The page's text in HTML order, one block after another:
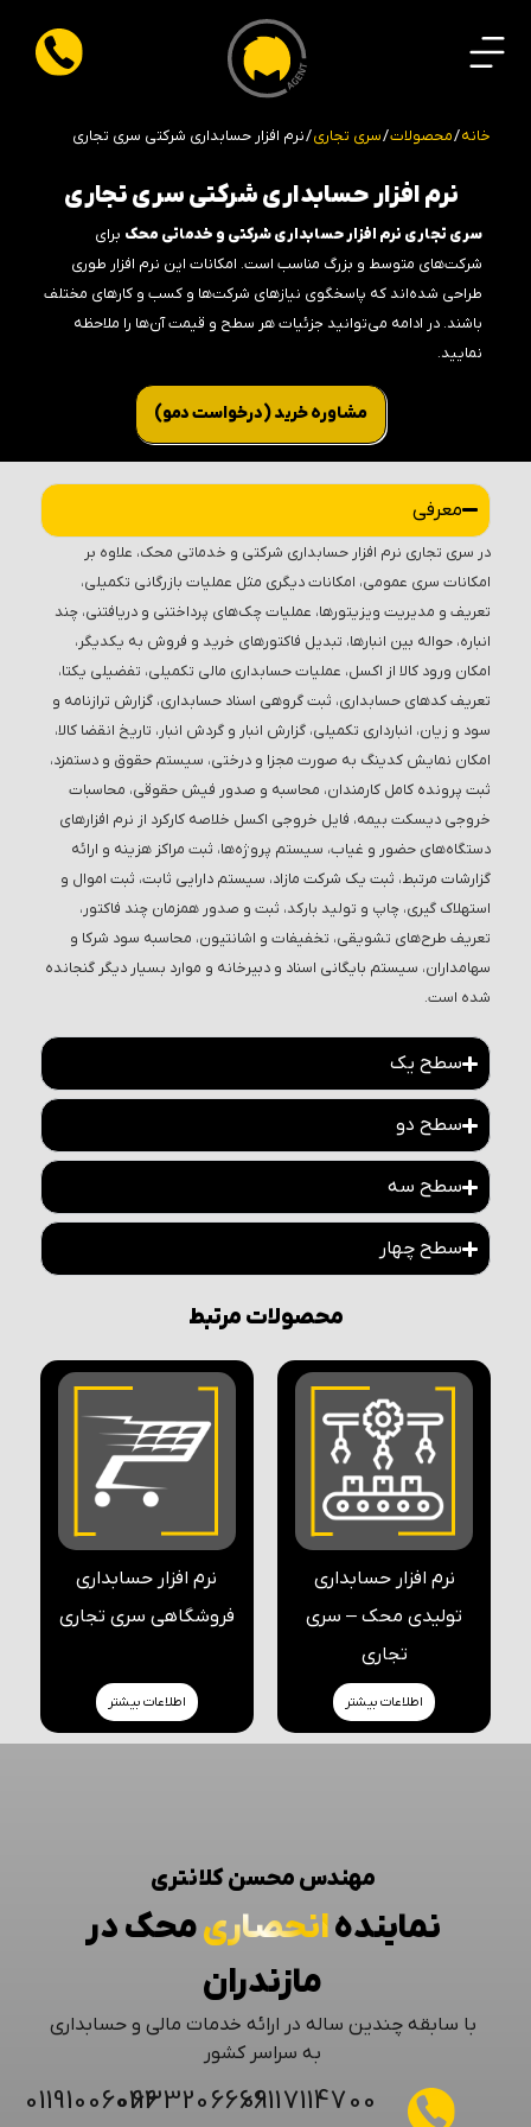
خانه/محصولات/سری تجاری/ نرم افزار حسابداری شرکتی سری تجاری
نرم افزار حسابداری شرکتی سری تجاری
سری تجاری نرم افزار حسابداری شرکتی و خدماتی محک برای
شرکت‌های متوسط و بزرگ مناسب است. امکانات این نرم افزار طوری
طراحی شده‌اند که پاسخگوی نیازهای شرکت‌ها و کسب و کارهای مختلف
باشند. در ادامه می‌توانید جزئیات هر سطح و قیمت‌ آن‌ها را ملاحظه
نمایید.
مشاوره خرید (‌درخواست دمو)
معرفی
در سری تجاری نرم افزار حسابداری شرکتی و خدماتی محک، علاوه بر
امکانات سری عمومی، امکانات دیگری مثل عملیات بازرگانی تکمیلی،
تعریف و مدیریت ویزیتورها، عملیات چک‌های پرداختنی و دریافتنی، چند
انباره، حواله بین انبارها، تبدیل فاکتورهای خرید و فروش به یکدیگر،
امکان ورود کالا از اکسل، عملیات حسابداری مالی تکمیلی، تفضیلی یکتا،
تعریف کدهای حسابداری، ثبت گروهی اسناد حسابداری، گزارش ترازنامه و
سود و زیان، انبارداری تکمیلی، گزارش انبار و گردش انبار، تاریخ انقضا کالا،
امکان نمایش کدینگ به صورت مجزا و درختی، سیستم حقوق و دستمزد،
ثبت پرونده کامل کارمندان، محاسبه و صدور فیش حقوقی، محاسبات
خروجی دیسکت بیمه، فایل خروجی اکسل خلاصه کارکرد از نرم افزارهای
دستگاه‌های حضور و غیاب، سیستم پروژه‌ها، ثبت مراکز هزینه و ارائه
گزارشات مرتبط، ثبت یک شرکت مازاد، سیستم دارایی ثابت، ثبت اموال و
استهلاک گیری، چاپ و تولید بارکد، ثبت و صدور همزمان چند فاکتور،
تعریف طرح‌های تشویقی، تخفیفات و اشانتیون، محاسبه سود شرکا و
سهامداران، سیستم بایگانی اسناد و دبیرخانه و موارد بسیار دیگر گنجانده
شده است.
سطح یک
سطح دو
سطح سه
سطح چهار
محصولات مرتبط
نرم افزار حسابداری
تولیدی محک – سری
تجاری
اطلاعات بیشتر
نرم افزار حسابداری
فروشگاهی سری تجاری
اطلاعات بیشتر
مهندس محسن کلانتری
نمایندهانحصاریمحک در
مازندران
با سابقه چندین ساله در ارائه خدمات مالی و حسابداری
به سراسر کشور
09117114700
01133206666
01191006066